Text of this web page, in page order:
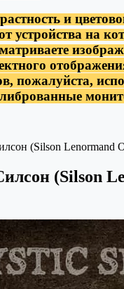
и
устройства на
пожалуйста,
(Silson Lenormand
(Silson